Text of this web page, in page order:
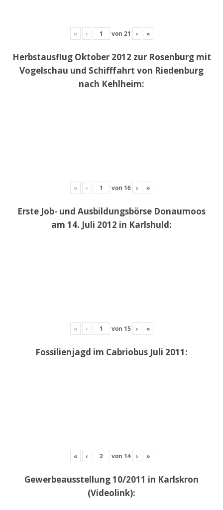
« ‹ von 21 › »
Herbstausflug Oktober 2012 zur Rosenburg mit
Vogelschau und Schifffahrt von Riedenburg
nach Kehlheim:
« ‹ von 16 › »
Erste Job- und Ausbildungsbörse Donaumoos
am 14. Juli 2012 in Karlshuld:
« ‹ von 15 › »
Fossilienjagd im Cabriobus Juli 2011:
« ‹ von 14 › »
Gewerbeausstellung 10/2011 in Karlskron
(Videolink):